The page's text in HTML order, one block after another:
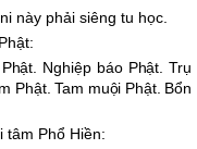
này phải siêng tu học.
Nghiệp báo Phật. Trụ
Phật. Tam muội Phật. Bổn
Phổ Hiền: